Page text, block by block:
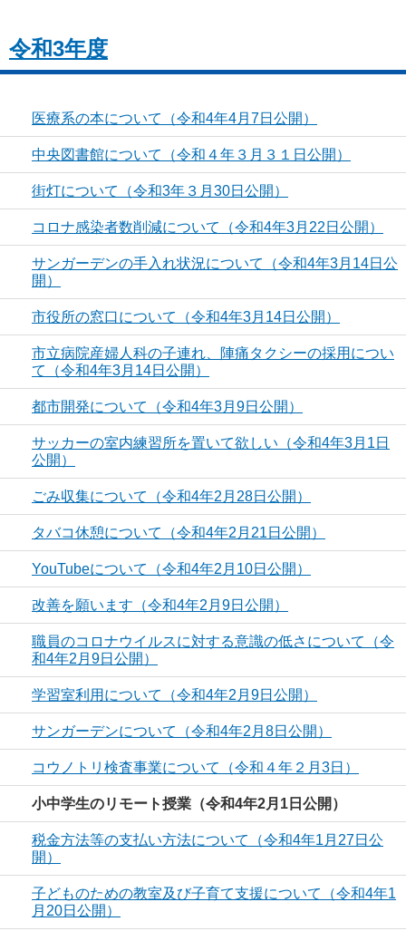
令和3年度
医療系の本について（令和4年4月7日公開）
中央図書館について（令和４年３月３１日公開）
街灯について（令和3年３月30日公開）
コロナ感染者数削減について（令和4年3月22日公開）
サンガーデンの手入れ状況について（令和4年3月14日公
開）
市役所の窓口について（令和4年3月14日公開）
市立病院産婦人科の子連れ、陣痛タクシーの採用につい
て（令和4年3月14日公開）
都市開発について（令和4年3月9日公開）
サッカーの室内練習所を置いて欲しい（令和4年3月1日
公開）
ごみ収集について（令和4年2月28日公開）
タバコ休憩について（令和4年2月21日公開）
YouTubeについて（令和4年2月10日公開）
改善を願います（令和4年2月9日公開）
職員のコロナウイルスに対する意識の低さについて（令
和4年2月9日公開）
学習室利用について（令和4年2月9日公開）
サンガーデンについて（令和4年2月8日公開）
コウノトリ検査事業について（令和４年２月3日）
小中学生のリモート授業（令和4年2月1日公開）
税金方法等の支払い方法について（令和4年1月27日公
開）
子どものための教室及び子育て支援について（令和4年1
月20日公開）